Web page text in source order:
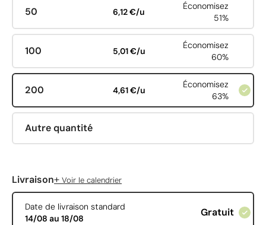
50 6,12 €/u
Économisez
51%
100 5,01 €/u
Économisez
60%
200 4,61 €/u
Économisez
63%
Autre quantité
Livraison+ Voir le calendrier
Date de livraison standard
14/08 au 18/08
Gratuit